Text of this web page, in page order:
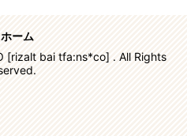
ホーム
[rizalt bai tfa:ns*co] . All Rights